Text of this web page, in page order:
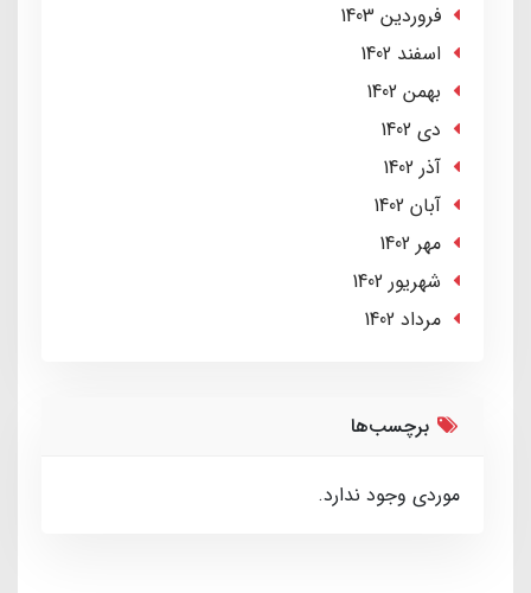
فروردین 1403
اسفند 1402
بهمن 1402
دی 1402
آذر 1402
آبان 1402
مهر 1402
شهریور 1402
مرداد 1402
برچسب‌ها
موردی وجود ندارد.